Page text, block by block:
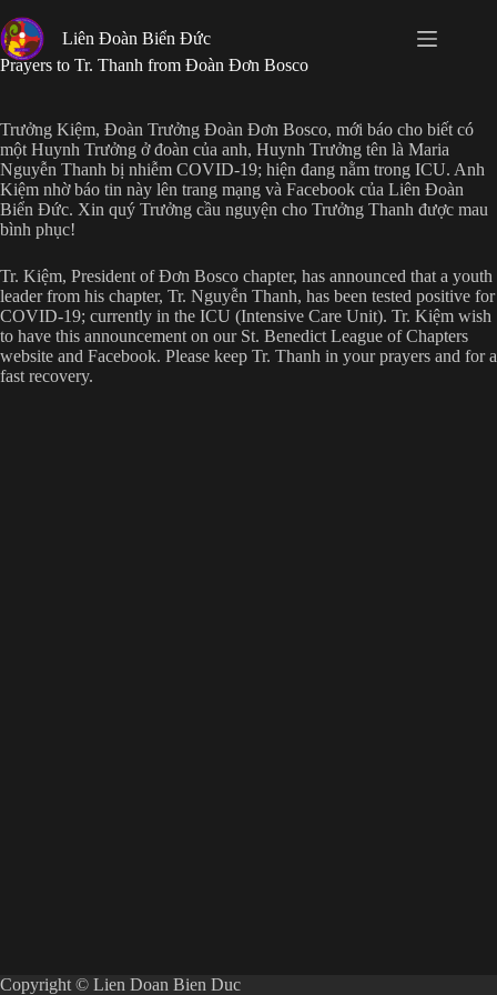
to
content
Liên Đoàn Biển Đức
Prayers to Tr. Thanh from Đoàn Đơn Bosco
Trưởng Kiệm, Đoàn Trưởng Đoàn Đơn Bosco, mới báo cho biết có
một Huynh Trưởng ở đoàn của anh, Huynh Trưởng tên là Maria
Nguyễn Thanh bị nhiễm COVID-19; hiện đang nằm trong ICU. Anh
Kiệm nhờ báo tin này lên trang mạng và Facebook của Liên Đoàn
Biển Đức. Xin quý Trưởng cầu nguyện cho Trưởng Thanh được mau
bình phục!
Tr. Kiệm, President of Đơn Bosco chapter, has announced that a youth
leader from his chapter, Tr. Nguyễn Thanh, has been tested positive for
COVID-19; currently in the ICU (Intensive Care Unit). Tr. Kiệm wish
to have this announcement on our St. Benedict League of Chapters
website and Facebook. Please keep Tr. Thanh in your prayers and for a
fast recovery.
Copyright © Lien Doan Bien Duc